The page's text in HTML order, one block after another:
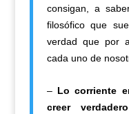
consigan, a
filosófico que
verdad que por
cada uno de
– Lo corriente
creer